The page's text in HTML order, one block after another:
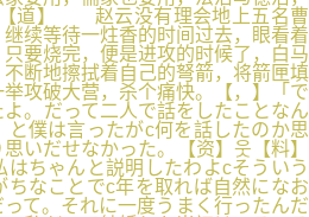
【道】 赵云没有理会地上五名曹
续等待一炷香的时间过去，眼看着
要烧完，便是进攻的时候了，白马
断地擦拭着自己的弩箭，将箭匣填
攻破大营，杀个痛快。【，】「で
。だって二人で話をしたことなん
と僕は言ったがc何を話したのか思
いだせなかった。【资】웃【料】
はちゃんと説明したわよcそういう
ちなことでc年を取れば自然になお
て。それに一度うまく行ったんだ